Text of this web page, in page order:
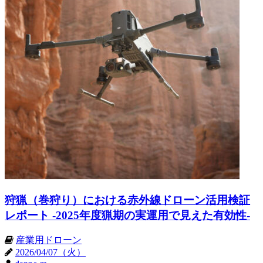
狩猟（巻狩り）における赤外線ドローン活用検証
レポート -2025年度猟期の実運用で見えた有効性-
産業用ドローン
2026/04/07（火）